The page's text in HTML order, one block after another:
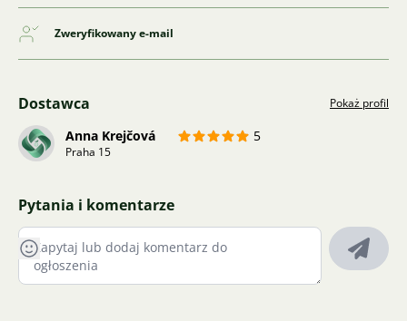
Zweryfikowany e-mail
Dostawca Pokaż profil
Anna Krejčová 5
Praha 15
Pytania i komentarze